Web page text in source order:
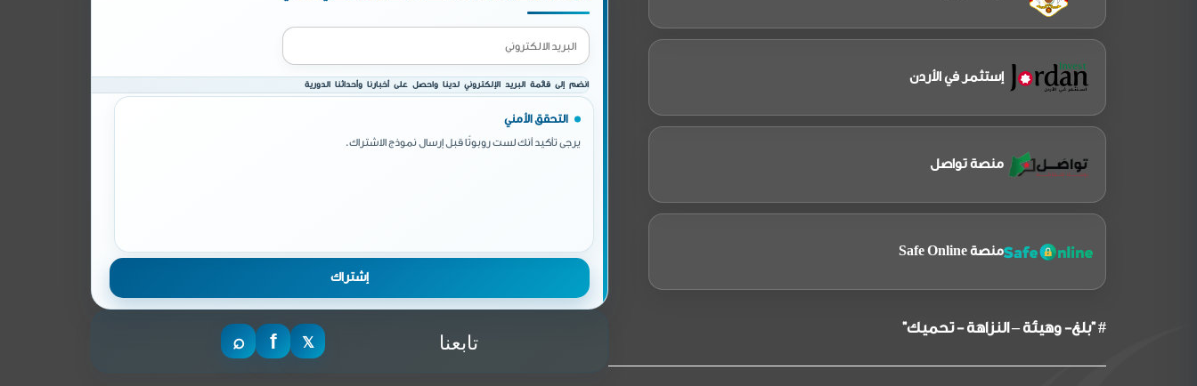
إستثمر في الأردن
منصة تواصل
منصة Safe Online
# "بلغ- وهيئة – النزاهة - تحميك"
انضم إلى قائمة البريد الإلكتروني لدينا واحصل على أخبارنا وأحداثنا الدورية
التحقق الأمني
يرجى تأكيد أنك لست روبوتًا قبل إرسال نموذج الاشتراك.
تابعنا